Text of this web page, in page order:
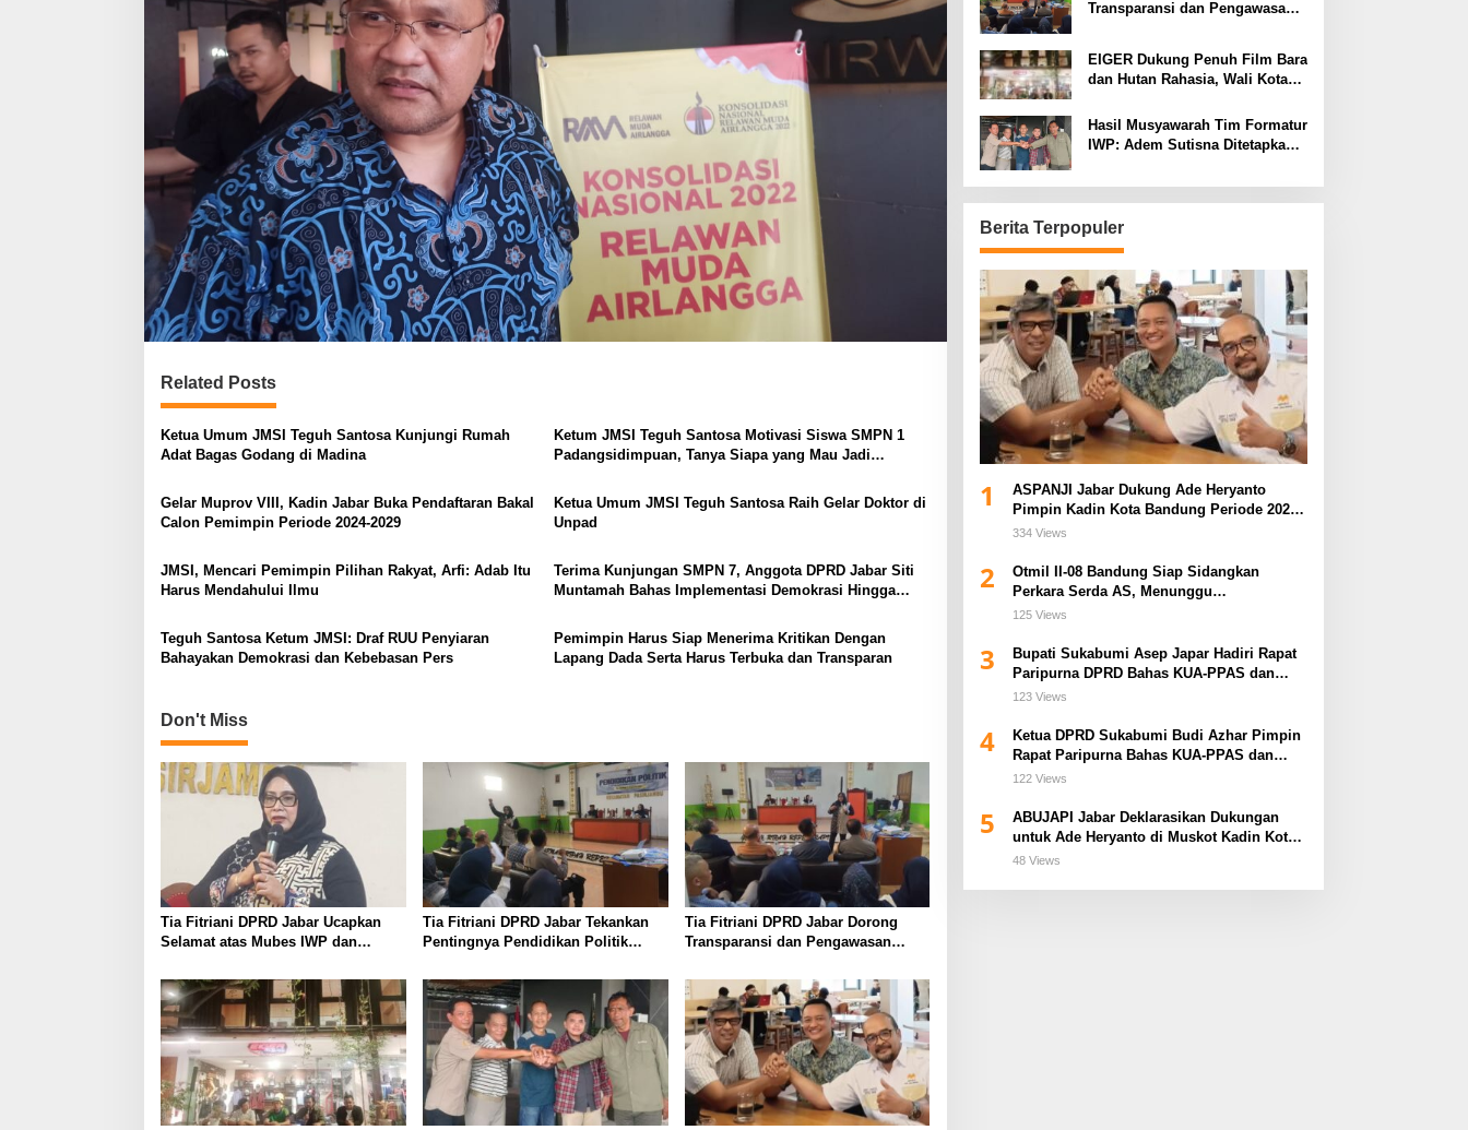
Related Posts
Ketua Umum JMSI Teguh Santosa Kunjungi Rumah
Adat Bagas Godang di Madina
Ketum JMSI Teguh Santosa Motivasi Siswa SMPN 1
Padangsidimpuan, Tanya Siapa yang Mau Jadi
Gelar Muprov VIII, Kadin Jabar Buka Pendaftaran Bakal
Calon Pemimpin Periode 2024-2029
Ketua Umum JMSI Teguh Santosa Raih Gelar Doktor di
Unpad
JMSI, Mencari Pemimpin Pilihan Rakyat, Arfi: Adab Itu
Harus Mendahului Ilmu
Terima Kunjungan SMPN 7, Anggota DPRD Jabar Siti
Muntamah Bahas Implementasi Demokrasi Hingga
Teguh Santosa Ketum JMSI: Draf RUU Penyiaran
Bahayakan Demokrasi dan Kebebasan Pers
Pemimpin Harus Siap Menerima Kritikan Dengan
Lapang Dada Serta Harus Terbuka dan Transparan
Don't Miss
Tia Fitriani DPRD Jabar Ucapkan
Selamat atas Mubes IWP dan
Ketua IWP Jabar
Tia Fitriani DPRD Jabar Tekankan
Pentingnya Pendidikan Politik
Kabupaten Bandung
Tia Fitriani DPRD Jabar Dorong
Transparansi dan Pengawasan
Tingkat Desa
Transparansi dan Pengawasan
EIGER Dukung Penuh Film Bara
dan Hutan Rahasia, Wali Kota
Hasil Musyawarah Tim Formatur
IWP: Adem Sutisna Ditetapkan
Periode 2026–2028
Berita Terpopuler
1
ASPANJI Jabar Dukung Ade Heryanto
Pimpin Kadin Kota Bandung Periode 2026–
2031
334 Views
2
Otmil II-08 Bandung Siap Sidangkan
Perkara Serda AS, Menunggu
Rekomendasi Korem Sunan Gunung Jati
125 Views
3
Bupati Sukabumi Asep Japar Hadiri Rapat
Paripurna DPRD Bahas KUA-PPAS dan
Raperda Disabilitas
123 Views
4
Ketua DPRD Sukabumi Budi Azhar Pimpin
Rapat Paripurna Bahas KUA-PPAS dan
Raperda Tirta Jaya
122 Views
5
ABUJAPI Jabar Deklarasikan Dukungan
untuk Ade Heryanto di Muskot Kadin Kota
Bandung
48 Views